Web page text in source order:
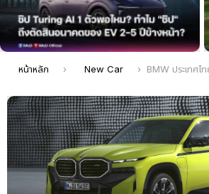
คุณอยู่ที่นี่:
หน้าหลัก New Car BMW ประเทศไทย ประกาศราคา BMW XM 50e อย่างเป็นทางการ รุกตลาดรถสปอร์ตอเนกประสงค์ SAV ปลั๊กอินไฮบริดทรงพลังในตระกูล XM